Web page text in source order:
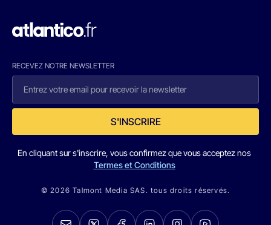
RECEVEZ NOTRE NEWSLETTER
S'INSCRIRE
En cliquant sur s'inscrire, vous confirmez que vous acceptez nos
Termes et Conditions
© 2026 Talmont Media SAS. tous droits réservés.